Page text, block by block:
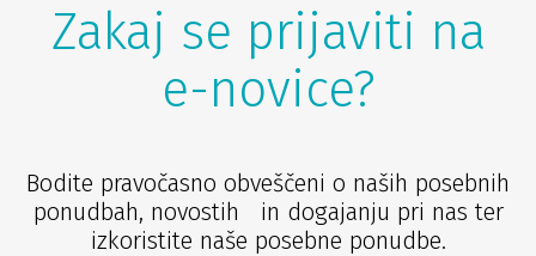
Zakaj se prijaviti na
e-novice?
Bodite pravočasno obveščeni o naših posebnih
ponudbah, novostih in dogajanju pri nas ter
izkoristite naše posebne ponudbe.